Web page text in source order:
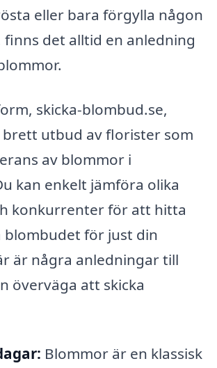
eller bara förgylla någon
finns det alltid en anledning
skicka-blombud.se,
utbud av florister som
av blommor i
kan enkelt jämföra olika
konkurrenter för att hitta
blombudet för just din
är några anledningar till
överväga att skicka
Blommor är en klassisk